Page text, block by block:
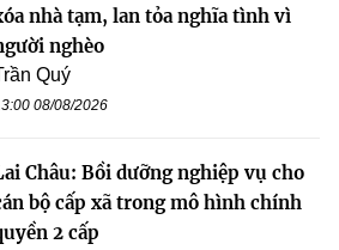
nhà tạm, lan tỏa nghĩa tình vì
nghèo
Quý
08/08/2026
Châu: Bồi dưỡng nghiệp vụ cho
bộ cấp xã trong mô hình chính
2 cấp